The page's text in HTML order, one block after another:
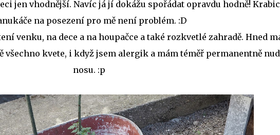
jen vhodnější. Navíc já jí dokážu spořádat opravdu hodně!
na posezení pro mě není problém. :D
venku, na dece a na houpačce a také rozkvetlé zahradě. Hned
všechno kvete, i když jsem alergik a mám téměř permanentně
nosu. :p